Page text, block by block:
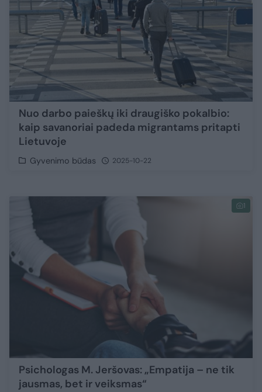
Nuo darbo paieškų iki draugiško pokalbio:
kaip savanoriai padeda migrantams pritapti
Lietuvoje
Gyvenimo būdas 2025-10-22
1
Psichologas M. Jeršovas: „Empatija – ne tik
jausmas, bet ir veiksmas“